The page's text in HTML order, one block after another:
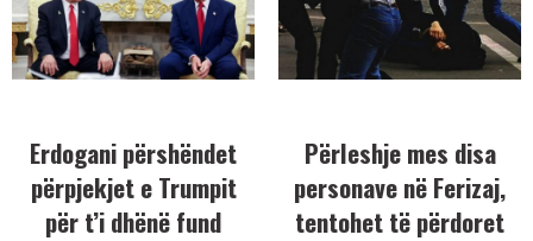
Erdogani përshëndet
përpjekjet e Trumpit
për t’i dhënë fund
Përleshje mes disa
personave në Ferizaj,
tentohet të përdoret